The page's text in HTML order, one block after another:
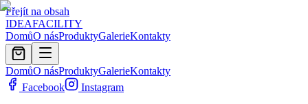
Přejít na obsah
IDEAFACILITY
DomůO násProduktyGalerieKontakty
DomůO násProduktyGalerieKontakty
Facebook
Instagram